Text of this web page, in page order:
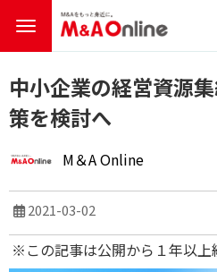
中小企業の経営資源
策を検討へ
M＆A Online
2021-03-02
※この記事は公開から１年以上